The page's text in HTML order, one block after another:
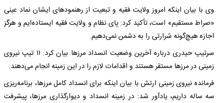
وی با بیان اینکه امروز ولایت فقیه و تبعیت از رهنمودهای ایشان نماد عینی
«صراط مستقیم» است، تأکید کرد: پای نظام و ولایت فقیه ایستاده‌ایم و هرگز
اجازه هیچ‌گونه شرارتی را به دشمن نمی‌دهیم.
سرتیپ حیدری درباره آخرین وضعیت انسداد مرزها بیان کرد: ۱۱ تیپ نیروی
زمینی در مرزها مستقر هستند و اقدامات لازم را در این زمینه انجام می‌دهند.
فرمانده نیروی زمینی ارتش با بیان اینکه برای انسداد کامل مرزها، برنامه‌ریزی
سه ساله داریم، یادآور شد: در زمینه انسداد و دیوارگذاری مرزها، پیشرفت